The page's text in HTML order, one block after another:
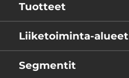
Tuotteet
Liiketoiminta-alueet
Segmentit